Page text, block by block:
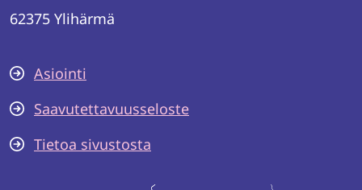
62375 Ylihärmä
Asiointi
Saavutettavuusseloste
Tietoa sivustosta